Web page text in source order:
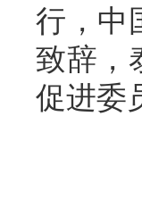
行，中
致辞，
促进委